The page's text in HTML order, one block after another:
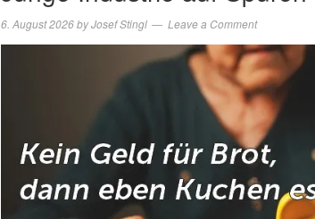
6. August 2026byJosef Stingl Leave a Comment